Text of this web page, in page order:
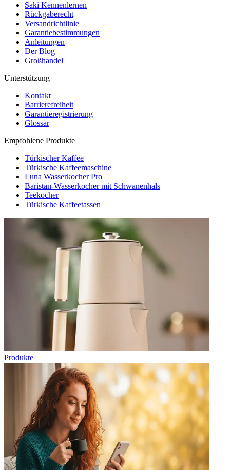
Saki Kennenlernen
Rückgaberecht
Versandrichtlinie
Garantiebestimmungen
Anleitungen
Der Blog
Großhandel
Unterstützung
Kontakt
Barrierefreiheit
Garantieregistrierung
Glossar
Empfohlene Produkte
Türkischer Kaffee
Türkische Kaffeemaschine
Luna Wasserkocher Pro
Baristan-Wasserkocher mit Schwanenhals
Teekocher
Türkische Kaffeetassen
Produkte